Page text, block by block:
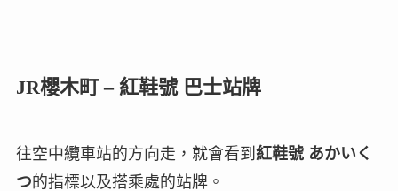
JR櫻木町 – 紅鞋號 巴士站牌
往空中纜車站的方向走，就會看到 紅鞋號 あかいく
つ的指標以及搭乘處的站牌。